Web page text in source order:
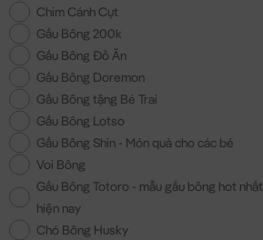
Chim Cánh Cụt
Gấu Bông 200k
Gấu Bông Đồ Ăn
Gấu Bông Doremon
Gấu Bông tặng Bé Trai
Gấu Bông Lotso
Gấu Bông Shin - Món quà cho các bé
Voi Bông
Gấu Bông Totoro - mẫu gấu bông hot nhất
hiện nay
Chó Bông Husky